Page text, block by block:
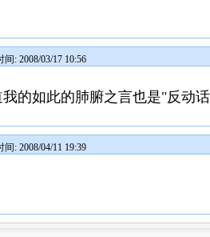
间: 2008/03/17 10:56
的如此的肺腑之言也是"反动
间: 2008/04/11 19:39